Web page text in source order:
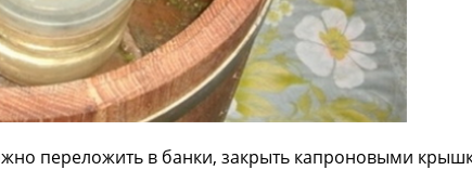
переложить в банки, закрыть капроновыми